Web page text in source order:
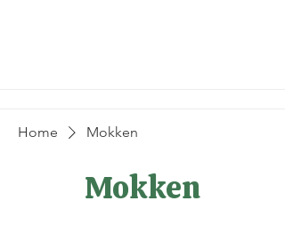
Home Mokken
Mokken